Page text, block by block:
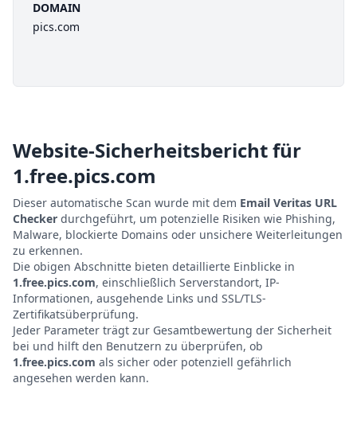
DOMAIN
pics.com
Website-Sicherheitsbericht für
1.free.pics.com
Dieser automatische Scan wurde mit dem Email Veritas URL
Checker durchgeführt, um potenzielle Risiken wie Phishing,
Malware, blockierte Domains oder unsichere Weiterleitungen
zu erkennen.
Die obigen Abschnitte bieten detaillierte Einblicke in
1.free.pics.com, einschließlich Serverstandort, IP-
Informationen, ausgehende Links und SSL/TLS-
Zertifikatsüberprüfung.
Jeder Parameter trägt zur Gesamtbewertung der Sicherheit
bei und hilft den Benutzern zu überprüfen, ob
1.free.pics.com als sicher oder potenziell gefährlich
angesehen werden kann.